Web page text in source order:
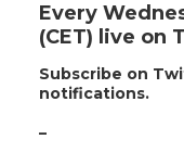
Every
(CET) live on
Subscribe on
notifications.
_